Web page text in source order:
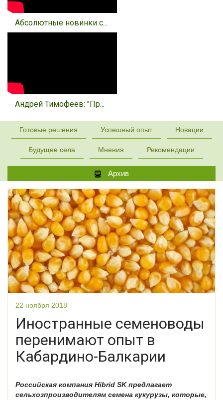
Абсолютные новинки с...
Андрей Тимофеев: "Пр...
Готовые решения Успешный опыт Новации
Будущее села Мнения Рекомендации
Архив
22 ноября 2018
Иностранные семеноводы
перенимают опыт в
Кабардино-Балкарии
Российская компания Hibrid SK предлагает
сельхозпроизводителям семена кукурузы, которые,